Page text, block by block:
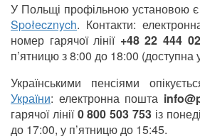
У Польщі профільною установою є
Społecznych. Контакти:
номер гарячої лінії +48 22 444
п’ятницю з 8:00 до 18:00 (доступна
Українськими пенсіями
України: електронна пошта
гарячої лінії0 800 503 753 із
до 17:00, у п’ятницю до 15:45.